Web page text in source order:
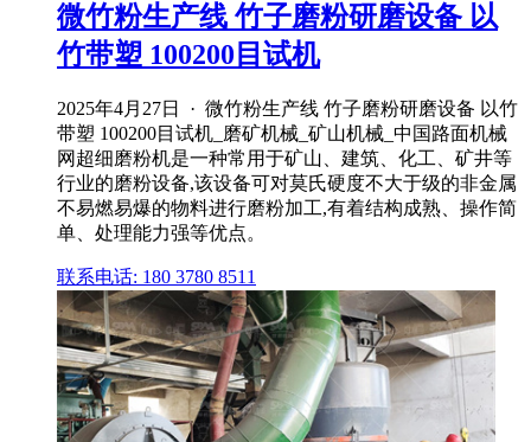
微竹粉生产线 竹子磨粉研磨设备 以
竹带塑 100200目试机
2025年4月27日 · 微竹粉生产线 竹子磨粉研磨设备 以竹
带塑 100200目试机_磨矿机械_矿山机械_中国路面机械
网超细磨粉机是一种常用于矿山、建筑、化工、矿井等
行业的磨粉设备,该设备可对莫氏硬度不大于级的非金属
不易燃易爆的物料进行磨粉加工,有着结构成熟、操作简
单、处理能力强等优点。
联系电话: 180 3780 8511